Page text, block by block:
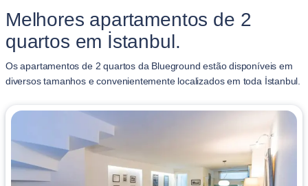
Melhores apartamentos de 2
quartos em İstanbul.
Os apartamentos de 2 quartos da Blueground estão disponíveis em
diversos tamanhos e convenientemente localizados em toda İstanbul.